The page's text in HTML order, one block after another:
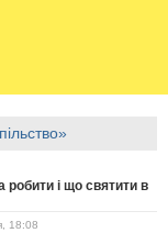
робити і що святити в
18:08